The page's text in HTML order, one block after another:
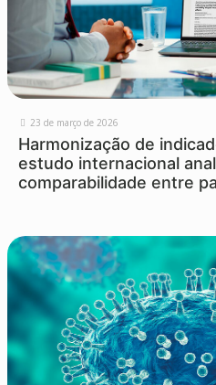
23 de março de 2026
Harmonização de
estudo internacional
comparabilidade entre